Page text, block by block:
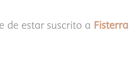
de estar suscrito a Fisterra